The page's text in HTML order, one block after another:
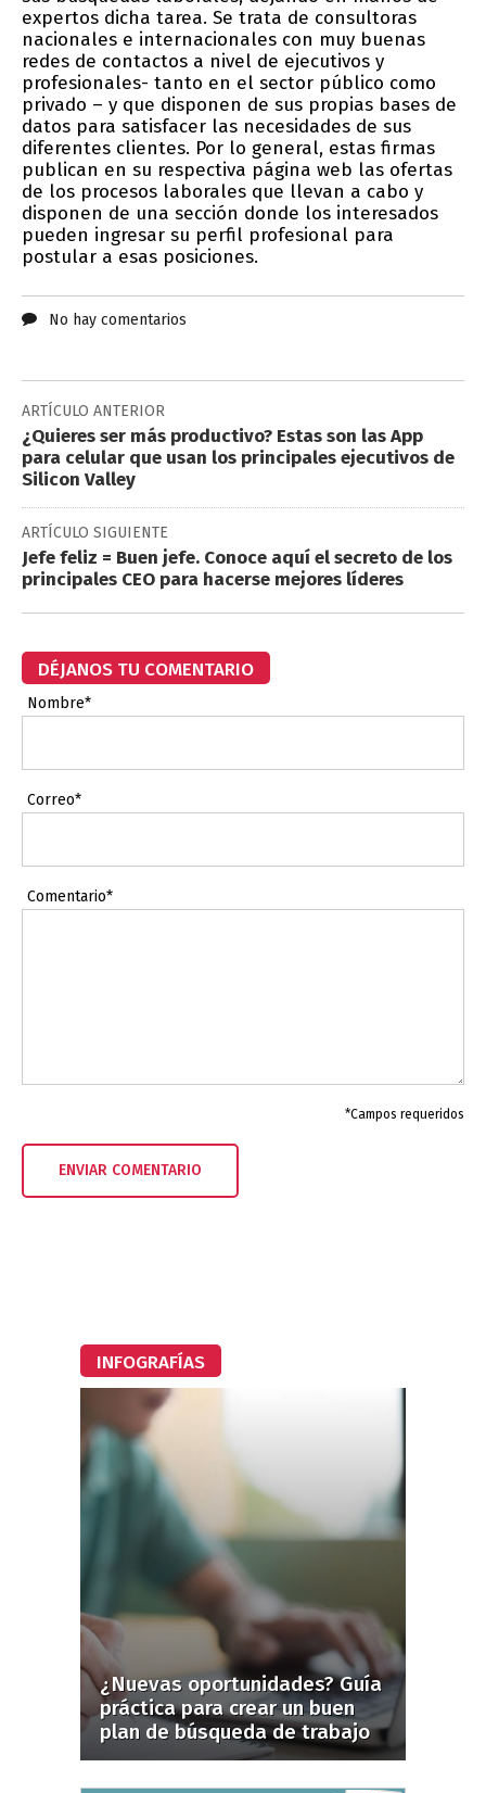
expertos dicha tarea. Se trata de consultoras
nacionales e internacionales con muy buenas
redes de contactos a nivel de ejecutivos y
profesionales- tanto en el sector público como
privado – y que disponen de sus propias bases de
datos para satisfacer las necesidades de sus
diferentes clientes. Por lo general, estas firmas
publican en su respectiva página web las ofertas
de los procesos laborales que llevan a cabo y
disponen de una sección donde los interesados
pueden ingresar su perfil profesional para
postular a esas posiciones.
No hay comentarios
ARTÍCULO ANTERIOR
¿Quieres ser más productivo? Estas son las App
para celular que usan los principales ejecutivos de
Silicon Valley
ARTÍCULO SIGUIENTE
Jefe feliz = Buen jefe. Conoce aquí el secreto de los
principales CEO para hacerse mejores líderes
DÉJANOS TU COMENTARIO
Nombre*
Correo*
Comentario*
*Campos requeridos
INFOGRAFÍAS
¿Nuevas oportunidades? Guía
práctica para crear un buen
plan de búsqueda de trabajo